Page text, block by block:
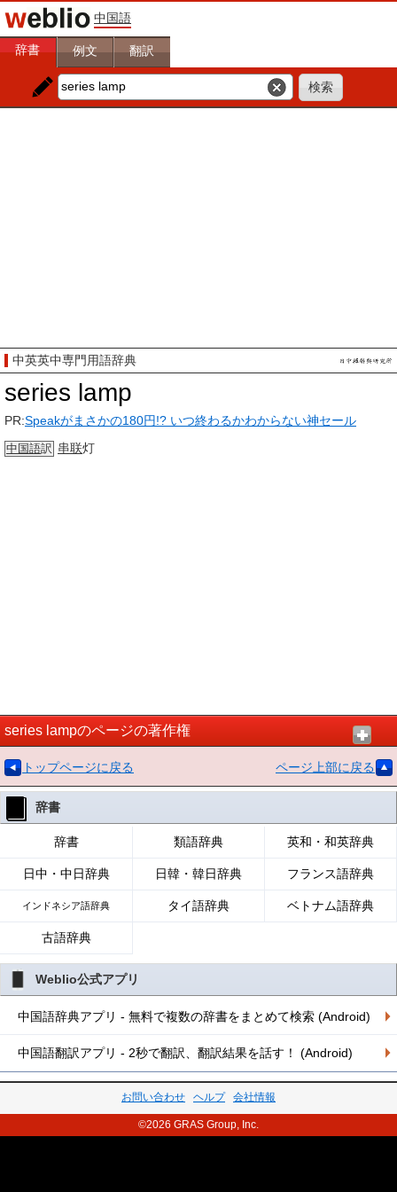
中国語
辞書 例文 翻訳
中英英中専門用語辞典
series lamp
PR:Speakがまさかの180円!? いつ終わるかわからない神セール
中国語訳 串联灯
series lampのページの著作権
トップページに戻る ページ上部に戻る
辞書
辞書 類語辞典 英和・和英辞典
日中・中日辞典 日韓・韓日辞典 フランス語辞典
インドネシア語辞典 タイ語辞典 ベトナム語辞典
古語辞典
Weblio公式アプリ
中国語辞典アプリ - 無料で複数の辞書をまとめて検索 (Android)
中国語翻訳アプリ - 2秒で翻訳、翻訳結果を話す！ (Android)
お問い合わせ ヘルプ 会社情報
©2026 GRAS Group, Inc.